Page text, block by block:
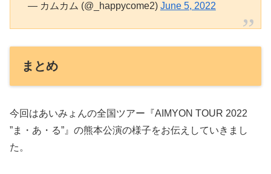
— カムカム (@_happycome2) June 5, 2022
まとめ
今回はあいみょんの全国ツアー『AIMYON TOUR 2022
”ま・あ・る”』の熊本公演の様子をお伝えしていきまし
た。